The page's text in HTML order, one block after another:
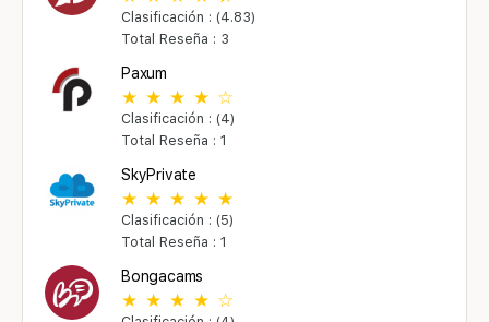
Clasificación : (4.83)
Total Reseña : 3
Paxum
Clasificación : (4)
Total Reseña : 1
SkyPrivate
Clasificación : (5)
Total Reseña : 1
Bongacams